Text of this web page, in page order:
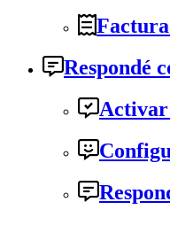
Respondé
Activar